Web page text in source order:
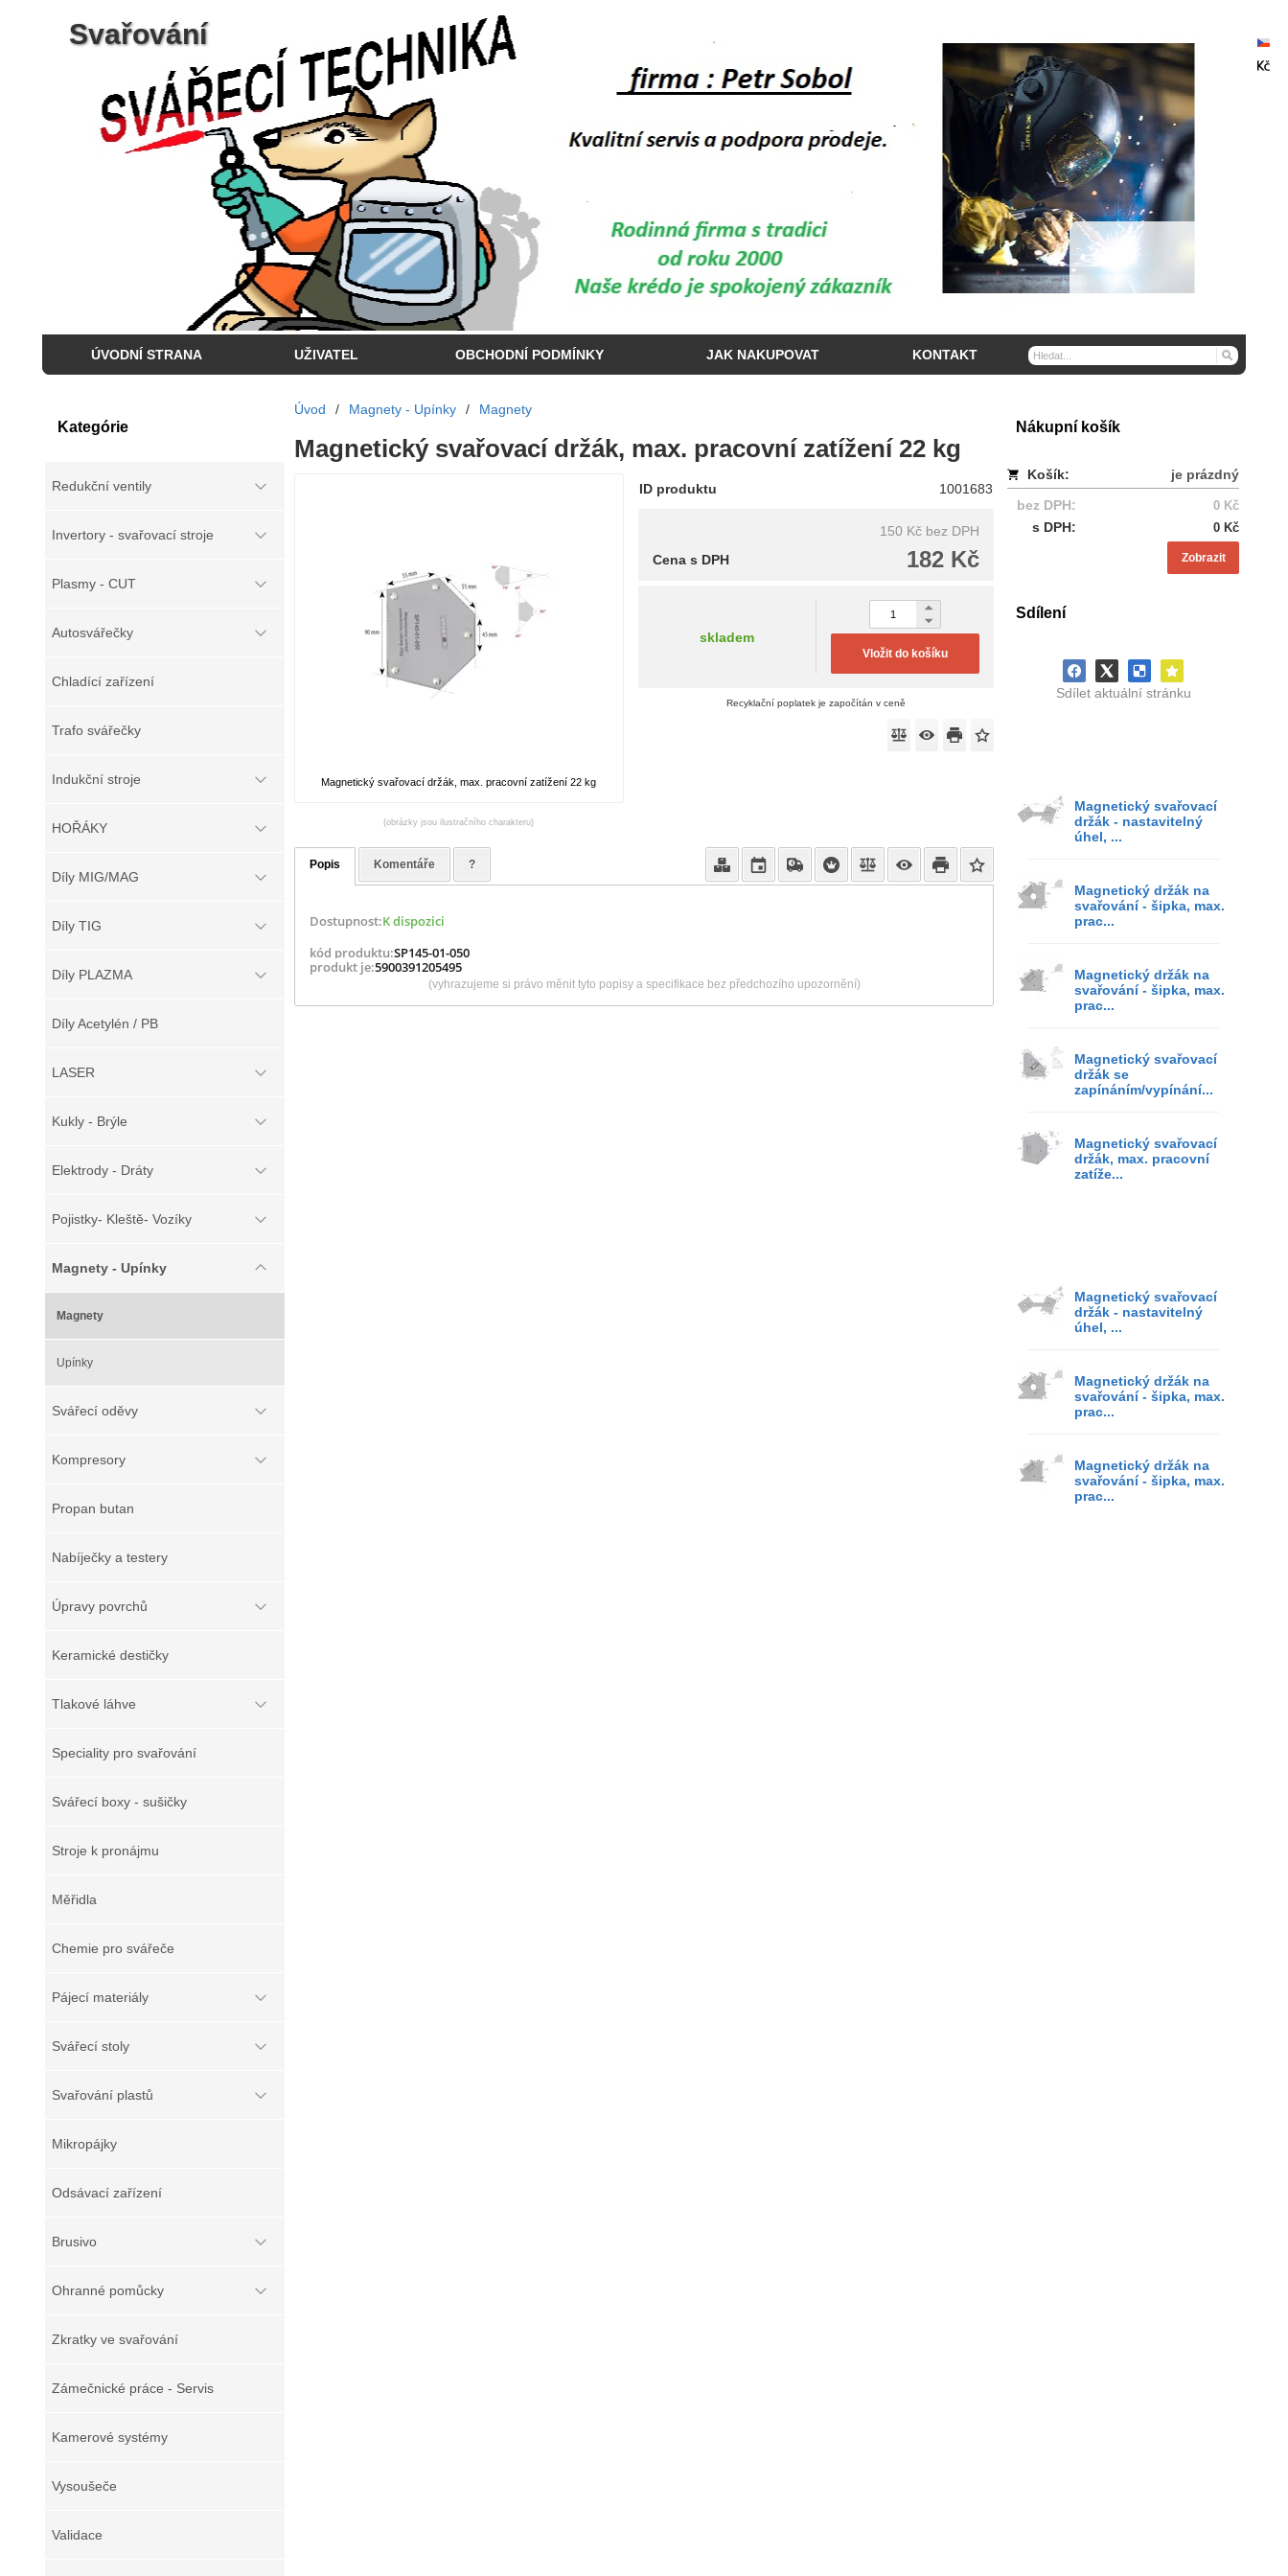
Svařování
ÚVODNÍ STRANA UŽIVATEL OBCHODNÍ PODMÍNKY JAK NAKUPOVAT KONTAKT
Nákupní košík
Košík:
je prázdný
bez DPH:
0 Kč
s DPH: 0 Kč
Zobrazit
Sdílení
Sdílet aktuální stránku
Magnetický svařovací
držák - nastavitelný
úhel, ...
Magnetický držák na
svařování - šipka, max.
prac...
Magnetický držák na
svařování - šipka, max.
prac...
Magnetický svařovací
držák se
zapínáním/vypínání...
Magnetický svařovací
držák, max. pracovní
zatíže...
Magnetický svařovací
držák - nastavitelný
úhel, ...
Magnetický držák na
svařování - šipka, max.
prac...
Magnetický držák na
svařování - šipka, max.
prac...
Kategórie
Redukční ventily
Invertory - svařovací stroje
Plasmy - CUT
Autosvářečky
Chladící zařízení
Trafo svářečky
Indukční stroje
HOŘÁKY
Díly MIG/MAG
Díly TIG
Díly PLAZMA
Díly Acetylén / PB
LASER
Kukly - Brýle
Elektrody - Dráty
Pojistky- Kleště- Vozíky
Magnety - Upínky
Magnety
Upínky
Svářecí oděvy
Kompresory
Propan butan
Nabíječky a testery
Úpravy povrchů
Keramické destičky
Tlakové láhve
Speciality pro svařování
Svářecí boxy - sušičky
Stroje k pronájmu
Měřidla
Chemie pro svářeče
Pájecí materiály
Svářecí stoly
Svařování plastů
Mikropájky
Odsávací zařízení
Brusivo
Ohranné pomůcky
Zkratky ve svařování
Zámečnické práce - Servis
Kamerové systémy
Vysoušeče
Validace
Úvod / Magnety - Upínky / Magnety
Magnetický svařovací držák, max. pracovní zatížení 22 kg
Magnetický svařovací držák, max. pracovní zatížení 22 kg
(obrázky jsou ilustračního charakteru)
ID produktu 1001683
150 Kč bez DPH
182 Kč
Cena s DPH
skladem
Vložit do košíku
Recyklační poplatek je započítán v ceně
Popis Komentáře ?
Dostupnost:K dispozici
kód produktu:SP145-01-050
produkt je:5900391205495
(vyhrazujeme si právo měnit tyto popisy a specifikace bez předchozího upozornění)